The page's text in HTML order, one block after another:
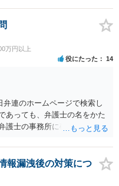
万円以上
役にたった 14
連のホームページで検索し
あっても、弁護士の名をかた
護士の事務所に確認をとれば
報漏洩後の対策につ